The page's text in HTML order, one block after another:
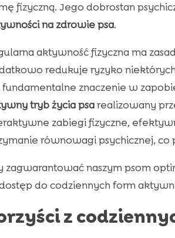
fizyczną. Jego dobrostan
na zdrowie psa.
aktywność fizyczna ma
redukuje ryzyko
fundamentalne znaczenie w
tryb życia psarealizowany
zabiegi fizyczne,
równowagi psychicznej, co
zagwarantować naszym psom
do codziennych form
z